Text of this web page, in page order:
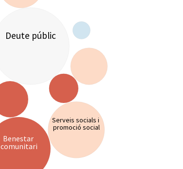
Deute públic
Benestar
comunitari
Serveis socials i
promoció social